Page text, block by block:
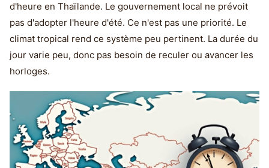
d'heure en Thaïlande. Le gouvernement local ne prévoit
pas d'adopter l'heure d'été. Ce n'est pas une priorité. Le
climat tropical rend ce système peu pertinent. La durée du
jour varie peu, donc pas besoin de reculer ou avancer les
horloges.